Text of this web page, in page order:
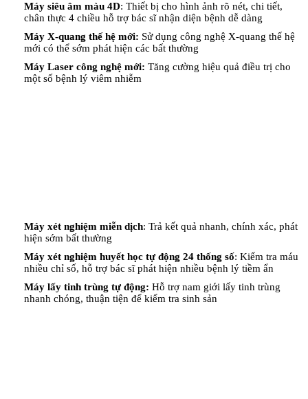
Máy siêu âm màu 4D: Thiết bị cho hình ảnh rõ nét, chi tiết,
chân thực 4 chiều hỗ trợ bác sĩ nhận diện bệnh dễ dàng
Máy X-quang thế hệ mới: Sử dụng công nghệ X-quang thế hệ
mới có thể sớm phát hiện các bất thường
Máy Laser công nghệ mới: Tăng cường hiệu quả điều trị cho
một số bệnh lý viêm nhiễm
Máy xét nghiệm miễn dịch: Trả kết quả nhanh, chính xác, phát
hiện sớm bất thường
Máy xét nghiệm huyết học tự động 24 thống số: Kiểm tra máu
nhiều chỉ số, hỗ trợ bác sĩ phát hiện nhiều bệnh lý tiềm ẩn
Máy lấy tinh trùng tự động: Hỗ trợ nam giới lấy tinh trùng
nhanh chóng, thuận tiện để kiểm tra sinh sản